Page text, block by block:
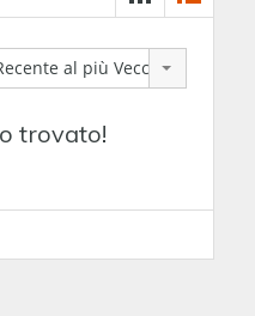
al più Vecchio
trovato!